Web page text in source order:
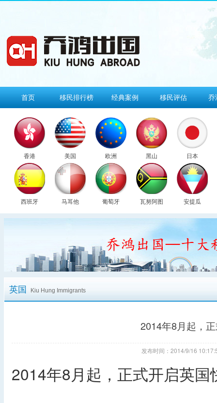
首页 移民排行榜 经典案例 移民评估 乔
香港 美国 欧洲 黑山 日本
西班牙 马耳他 葡萄牙 瓦努阿图 安提瓜
英国 Kiu Hung Immigrants
2014年8月起，
发布时间：2014/9/16
2014年8月起，正式开启英国